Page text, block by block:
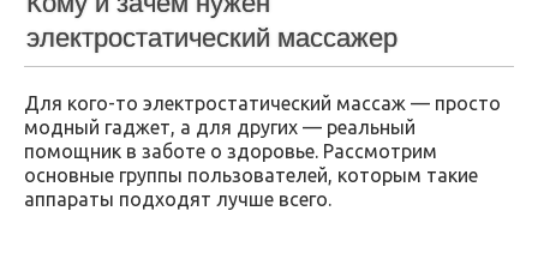
электростатический массажер
Для кого-то электростатический массаж — просто
модный гаджет, а для других — реальный
помощник в заботе о здоровье. Рассмотрим
основные группы пользователей, которым такие
аппараты подходят лучше всего.